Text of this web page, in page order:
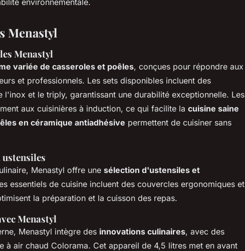
Menastyl
Menastyl
variée de casseroles et poêles, conçues pour répondre aux
et professionnels. Les sets disponibles incluent des
l'inox et le triply, garantissant une durabilité exceptionnelle. Les
aux cuisinières à induction, ce qui facilite la cuisine saine
en céramique antiadhésive permettent de cuisiner sans
ustensiles
Menastyl offre une sélection d'ustensiles et
essentiels de cuisine incluent des couvercles ergonomiques et
la préparation et la cuisson des repas.
Menastyl
Menastyl intègre des innovations culinaires, avec des
à air chaud Colorama. Cet appareil de 4,5 litres met en avant